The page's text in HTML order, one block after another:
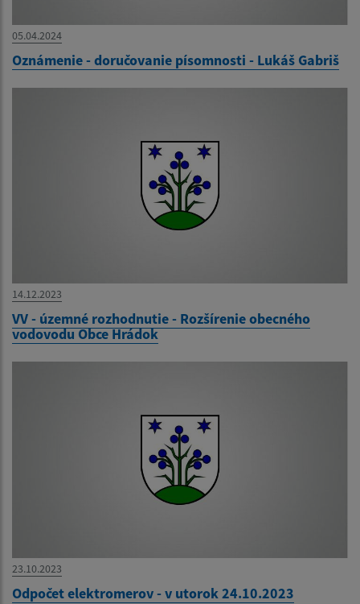
05.04.2024
Oznámenie - doručovanie písomnosti - Lukáš Gabriš
14.12.2023
VV - územné rozhodnutie - Rozšírenie obecného
vodovodu Obce Hrádok
23.10.2023
Odpočet elektromerov - v utorok 24.10.2023